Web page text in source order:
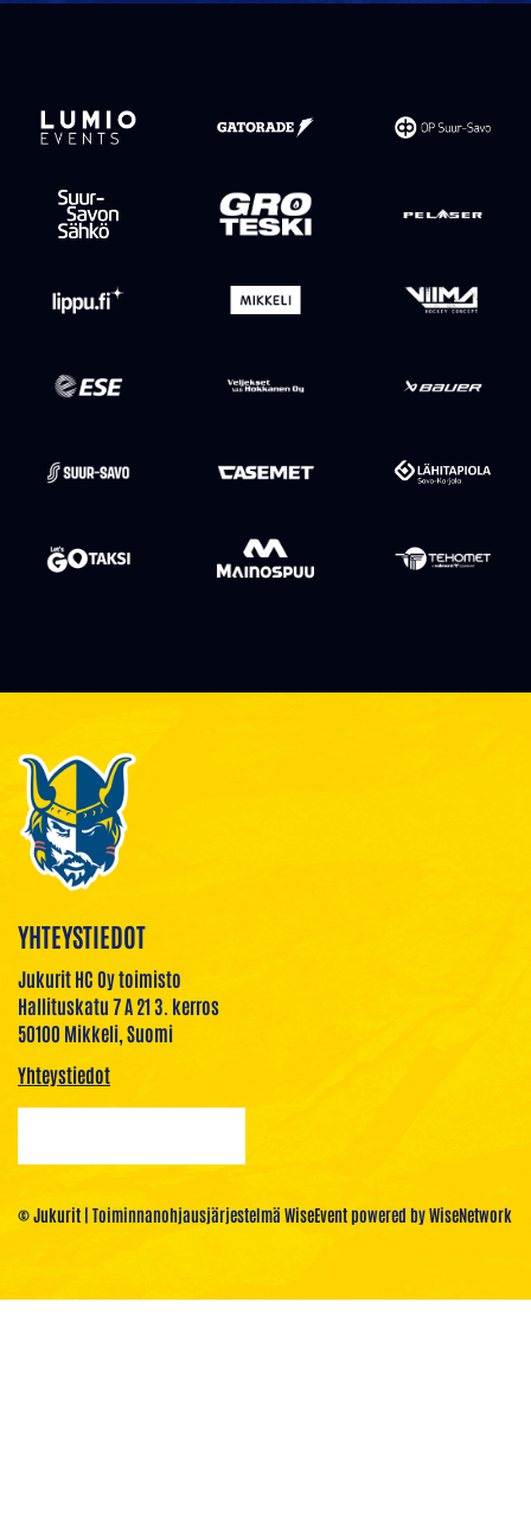
YHTEYSTIEDOT
Jukurit HC Oy toimisto
Hallituskatu 7 A 21 3. kerros
50100 Mikkeli, Suomi
Yhteystiedot
© Jukurit | Toiminnanohjausjärjestelmä WiseEventpowered byWiseNetwork